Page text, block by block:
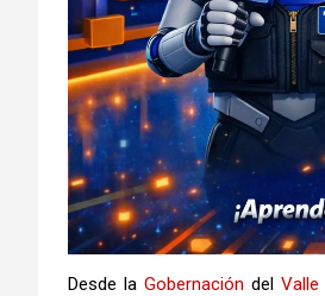
Desde laGobernación delValle